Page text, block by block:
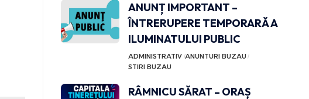
ANUNȚ IMPORTANT –
ÎNTRERUPERE TEMPORARĂ A
ILUMINATULUI PUBLIC
ADMINISTRATIV ANUNTURI BUZAU
STIRI BUZAU
RÂMNICU SĂRAT – ORAȘ